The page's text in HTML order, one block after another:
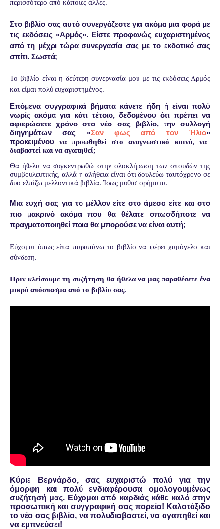
περισσότερο από κάποιες άλλες.
Στο βιβλίο σας αυτό συνεργάζεστε για ακόμα μια φορά με
τις εκδόσεις «Αρμός». Είστε προφανώς ευχαριστημένος
από τη μέχρι τώρα συνεργασία σας με το εκδοτικό σας
σπίτι. Σωστά;
Το βιβλίο είναι η δεύτερη συνεργασία μου με τις εκδόσεις Αρμός
και είμαι πολύ ευχαριστημένος.
Επόμενα συγγραφικά βήματα κάνετε ήδη ή είναι πολύ
νωρίς ακόμα για κάτι τέτοιο, δεδομένου ότι πρέπει να
αφιερώσετε χρόνο στο νέο σας βιβλίο, την συλλογή
διηγημάτων σας «Σαν φως από τον Ήλιο»
προκειμένου να προωθηθεί στο αναγνωστικό κοινό, να
διαβαστεί και να αγαπηθεί;
Θα ήθελα να συγκεντρωθώ στην ολοκλήρωση των σπουδών της
συμβουλευτικής, αλλά η αλήθεια είναι ότι δουλεύω ταυτόχρονο σε
δυο ελπίζω μελλοντικά βιβλία. Ίσως μυθιστορήματα.
Μια ευχή σας για το μέλλον είτε στο άμεσο είτε και στο
πιο μακρινό ακόμα που θα θέλατε οπωσδήποτε να
πραγματοποιηθεί ποια θα μπορούσε να είναι αυτή;
Εύχομαι όπως είπα παραπάνω το βιβλίο να φέρει χαμόγελο και
σύνδεση.
Πριν κλείσουμε τη συζήτηση θα ήθελα να μας παραθέσετε ένα
μικρό απόσπασμα από το βιβλίο σας.
Κύριε Βερνάρδο, σας ευχαριστώ πολύ για την
όμορφη και πολύ ενδιαφέρουσα ομολογουμένως
συζήτησή μας. Εύχομαι από καρδιάς κάθε καλό στην
προσωπική και συγγραφική σας πορεία! Καλοτάξιδο
το νέο σας βιβλίο, να πολυδιαβαστεί, να αγαπηθεί και
να εμπνεύσει!